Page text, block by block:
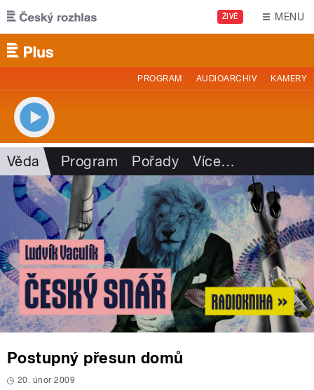
Přejít k hlavnímu obsahu
ŽIVĚ MENU
PROGRAM AUDIOARCHIV KAMERY
Věda Program Pořady Více…
Postupný přesun domů
20. únor 2009